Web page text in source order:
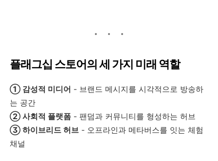
플래그십 스토어의 세 가지 미래 역할
① 감성적 미디어 - 브랜드 메시지를 시각적으로 방송하
는 공간
② 사회적 플랫폼 - 팬덤과 커뮤니티를 형성하는 허브
③ 하이브리드 허브 - 오프라인과 메타버스를 잇는 체험
채널